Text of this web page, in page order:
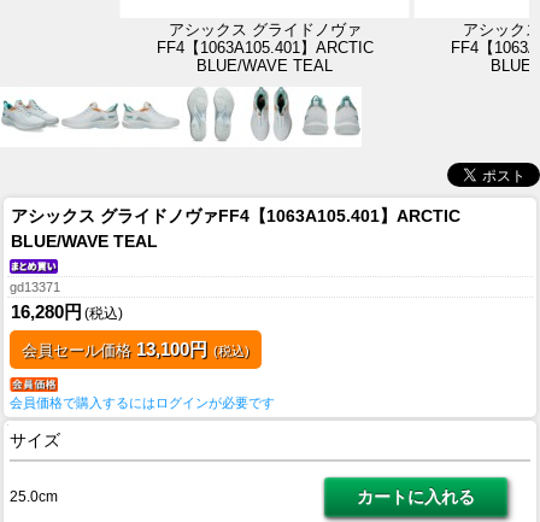
アシックス グライドノヴァ
FF4【1063A105.401】ARCTIC
BLUE/WAVE TEAL
アシック
FF4【
アシックス グライドノヴァFF4【1063A105.401】ARCTIC
BLUE/WAVE TEAL
gd13371
16,280円 (税込)
会員セール価格 13,100円 (税込)
会員価格で購入するにはログインが必要です
サイズ
25.0cm